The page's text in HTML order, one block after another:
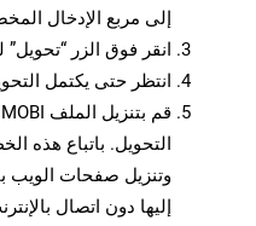
إلى مربع الإدخال
انقر فوق الزر “تحويل”
انتظر حتى يكتمل
التحويل. باتباع هذه
إليها دون اتصال